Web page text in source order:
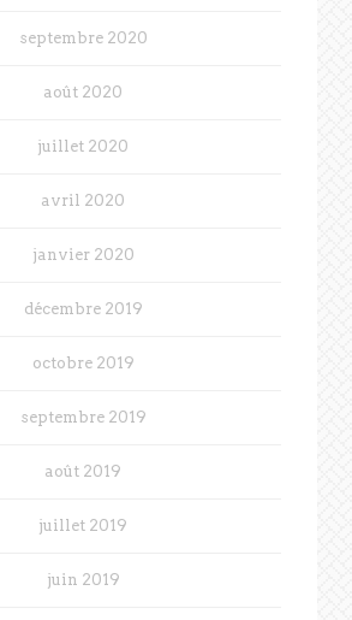
septembre 2020
août 2020
juillet 2020
avril 2020
janvier 2020
décembre 2019
octobre 2019
septembre 2019
août 2019
juillet 2019
juin 2019